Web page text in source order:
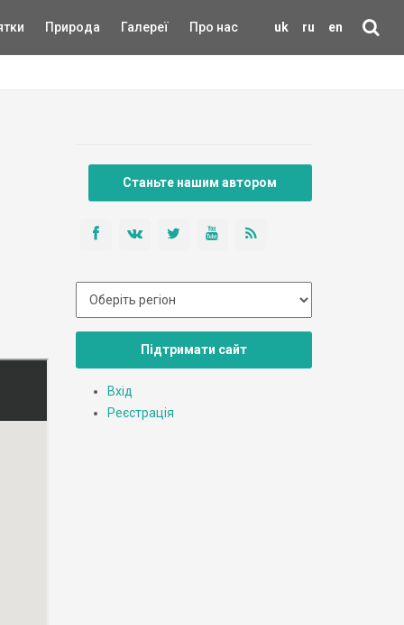
uk ru en
Природа Галереї Про нас
Станьте нашим автором
Підтримати сайт
Вхід
Реєстрація